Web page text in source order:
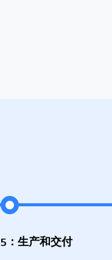
5：生产和交付